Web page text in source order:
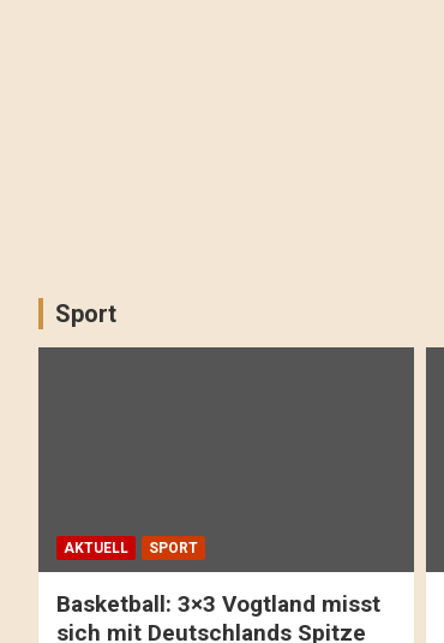
Sport
AKTUELL SPORT
Basketball: 3×3 Vogtland misst
sich mit Deutschlands Spitze